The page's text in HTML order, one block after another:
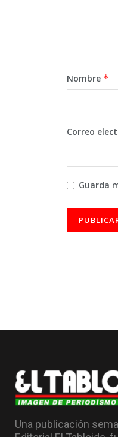
Nombre *
Correo
Guarda
Una publicación